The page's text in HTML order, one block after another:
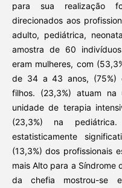
para sua realização
direcionados aos
adulto, pediátrica,
amostra de 60
eram mulheres, com
de 34 a 43 anos, (75%)
filhos. (23,3%) atuam na
unidade de terapia
(23,3%) na
estatisticamente
(13,3%) dos profissionais
mais Alto para a Síndrome
da chefia mostrou-se